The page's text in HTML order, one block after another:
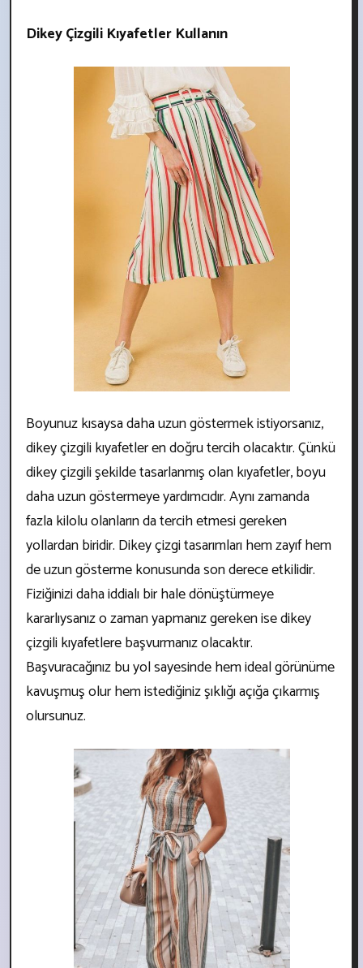
Dikey Çizgili Kıyafetler Kullanın
Boyunuz kısaysa daha uzun göstermek istiyorsanız,
dikey çizgili kıyafetler en doğru tercih olacaktır. Çünkü
dikey çizgili şekilde tasarlanmış olan kıyafetler, boyu
daha uzun göstermeye yardımcıdır. Aynı zamanda
fazla kilolu olanların da tercih etmesi gereken
yollardan biridir. Dikey çizgi tasarımları hem zayıf hem
de uzun gösterme konusunda son derece etkilidir.
Fiziğinizi daha iddialı bir hale dönüştürmeye
kararlıysanız o zaman yapmanız gereken ise dikey
çizgili kıyafetlere başvurmanız olacaktır.
Başvuracağınız bu yol sayesinde hem ideal görünüme
kavuşmuş olur hem istediğiniz şıklığı açığa çıkarmış
olursunuz.